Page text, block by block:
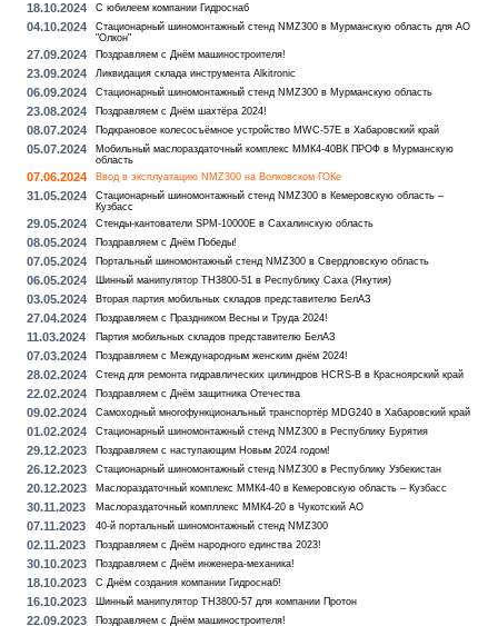
18.10.2024 С юбилеем компании Гидроснаб
04.10.2024
Стационарный шиномонтажный стенд NMZ300 в Мурманскую область для АО
"Олкон"
27.09.2024 Поздравляем с Днём машиностроителя!
23.09.2024 Ликвидация склада инструмента Alkitronic
06.09.2024 Стационарный шиномонтажный стенд NMZ300 в Мурманскую область
23.08.2024 Поздравляем с Днём шахтёра 2024!
08.07.2024 Подкрановое колесосъёмное устройство MWC-57E в Хабаровский край
05.07.2024
Мобильный маслораздаточный комплекс ММК4-40ВК ПРОФ в Мурманскую
область
07.06.2024 Ввод в эксплуатацию NMZ300 на Волковском ГОКе
31.05.2024
Стационарный шиномонтажный стенд NMZ300 в Кемеровскую область –
Кузбасс
29.05.2024 Стенды-кантователи SPM-10000E в Сахалинскую область
08.05.2024 Поздравляем с Днём Победы!
07.05.2024 Портальный шиномонтажный стенд NMZ300 в Свердловскую область
06.05.2024 Шинный манипулятор TH3800-51 в Республику Саха (Якутия)
03.05.2024 Вторая партия мобильных складов представителю БелАЗ
27.04.2024 Поздравляем с Праздником Весны и Труда 2024!
11.03.2024 Партия мобильных складов представителю БелАЗ
07.03.2024 Поздравляем с Международным женским днём 2024!
28.02.2024 Стенд для ремонта гидравлических цилиндров HCRS-B в Красноярский край
22.02.2024 Поздравляем с Днём защитника Отечества
09.02.2024 Самоходный многофункциональный транспортёр MDG240 в Хабаровский край
01.02.2024 Стационарный шиномонтажный стенд NMZ300 в Республику Бурятия
29.12.2023 Поздравляем с наступающим Новым 2024 годом!
26.12.2023 Стационарный шиномонтажный стенд NMZ300 в Республику Узбекистан
20.12.2023 Маслораздаточный комплекс ММК4-40 в Кемеровскую область – Кузбасс
30.11.2023 Маслораздаточный компллекс ММК4-20 в Чукотский АО
07.11.2023 40-й портальный шиномонтажный стенд NMZ300
02.11.2023 Поздравляем с Днём народного единства 2023!
30.10.2023 Поздравляем с Днём инженера-механика!
18.10.2023 С Днём создания компании Гидроснаб!
16.10.2023 Шинный манипулятор TH3800-57 для компании Протон
22.09.2023 Поздравляем с Днём машиностроителя!